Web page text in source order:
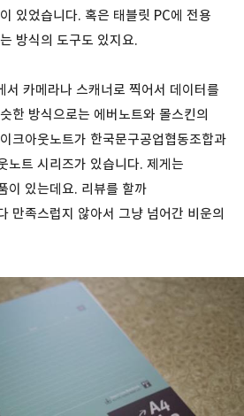
있었습니다. 혹은 태블릿 PC에 전용
방식의 도구도 있지요.
서 카메라나 스캐너로 찍어서 데이터를
한 방식으로는 에버노트와 몰스킨의
크아웃노트가 한국문구공업협동조합과
노트 시리즈가 있습니다. 제게는
이 있는데요. 리뷰를 할까
만족스럽지 않아서 그냥 넘어간 비운의